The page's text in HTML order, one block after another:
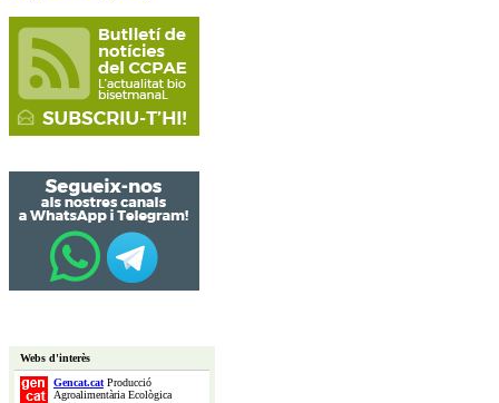
Webs d'interès
Gencat.catProducció
Agroalimentària Ecològica